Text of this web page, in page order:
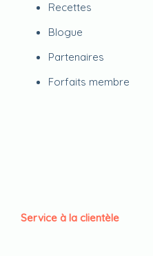
Recettes
Blogue
Partenaires
Forfaits membre
Service à la clientèle